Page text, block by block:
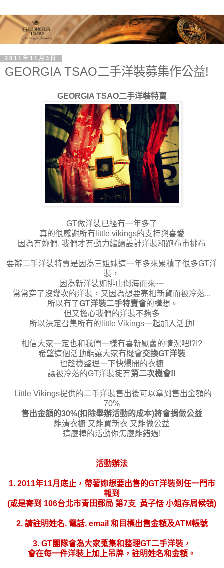
2011年11月3日
GEORGIA TSAO二手洋裝募集作公益!
GEORGIA TSAO二手洋裝特賣
GT做洋裝已經有一年多了
真的很感謝所有little vikings的支持與喜愛
因為有妳們, 我們才有動力繼續設計洋裝和跑布市挑布
要辦二手洋裝特賣是因為三姐妹這一年多來累積了很多GT洋
裝，
因為新洋裝如排山倒海而來~~
常常穿了沒幾次的洋裝，又因為想要亮相新貨而被冷落...
所以有了GT洋裝二手特賣會的構想。
但又擔心我們的洋裝不夠多
所以決定召集所有的little Vikings一起加入活動!
相信大家一定也和我們一樣有喜新厭舊的情況吧!?!?
希望這個活動能讓大家有機會交換GT洋裝
也趁機整理一下快爆開的衣櫥
讓被冷落的GT洋裝擁有第二次機會!!
Little Vikings提供的二手洋裝售出後可以拿到售出金額的
70%
售出金額的30%(扣除舉辦活動的成本)將會捐做公益
能清衣櫥 又能買新衣 又能做公益
這麼棒的活動你怎麼能錯過!
活動辦法
1. 2011年11月底止，帶著妳想要出售的GT洋裝到任一門市
報到
(或是寄到 106台北市青田郵局 第7支 黃子恬 小姐存局候領)
2. 請註明姓名, 電話, email 和 目標出售金額及ATM帳號
3. GT團隊會為大家蒐集和整理GT二手洋裝，
會在每一件洋裝上加上吊牌，註明姓名和金額。